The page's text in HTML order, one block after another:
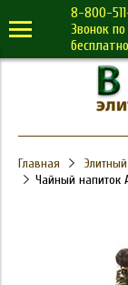
8-800-
Звонок
Главная
Чайный напиток